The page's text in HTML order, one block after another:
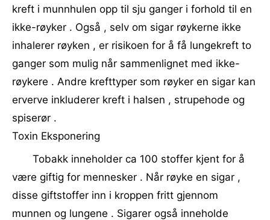
kreft i munnhulen opp til sju ganger i forhold til en
ikke-røyker . Også , selv om sigar røykerne ikke
inhalerer røyken , er risikoen for å få lungekreft to
ganger som mulig når sammenlignet med ikke-
røykere . Andre krefttyper som røyker en sigar kan
erverve inkluderer kreft i halsen , strupehode og
spiserør .
Toxin Eksponering
Tobakk inneholder ca 100 stoffer kjent for å
være giftig for mennesker . Når røyke en sigar ,
disse giftstoffer inn i kroppen fritt gjennom
munnen og lungene . Sigarer også inneholde